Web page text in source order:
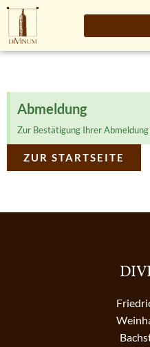
Abmeldung
Zur Bestätigung Ihrer
ZUR STARTSEITE